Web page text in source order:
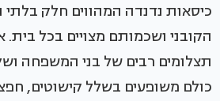
כיסאות נדנדה המהווים חלק בלתי
הקובני ושכמותם מצויים בכל
תצלומים רבים של בני המשפחה
כולם משופעים בשלל קישוטים, חפצי